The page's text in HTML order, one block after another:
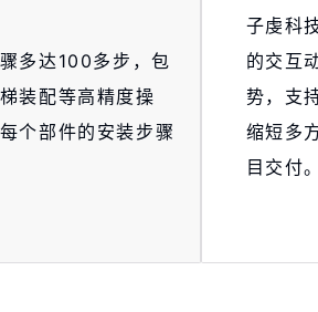
多达100多步，包
装配等高精度操
个部件的安装步骤
子虔科
的交互
势，支
缩短多
目交付。